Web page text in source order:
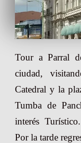
Tour a Parral
ciudad,
Catedral y la
Tumba de
interés
Por la tarde